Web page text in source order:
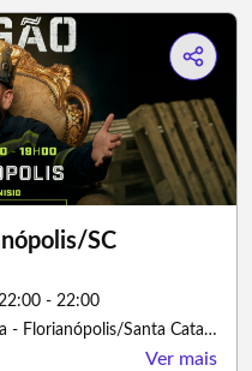
SC
- 22:00
Teatro Dionísio, Servidão Safira - Florianópolis/Santa Catarina
Ver mais